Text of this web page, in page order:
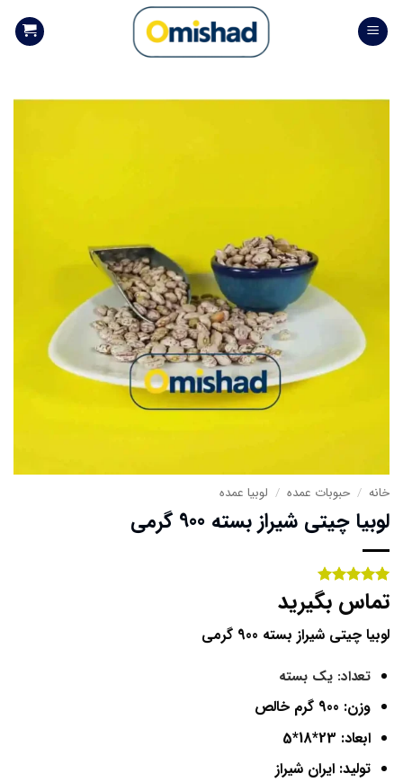
Skip
خانه / حبوبات عمده / لوبیا عمده
لوبیا چیتی شیراز بسته 900 گرمی
امتیاز
از
5 امتیاز
1
تماس بگیرید
لوبیا چیتی شیراز بسته 900 گرمی
تعداد: یک بسته
وزن: 900 گرم خالص
ابعاد: 23*18*5
تولید: ایران شیراز